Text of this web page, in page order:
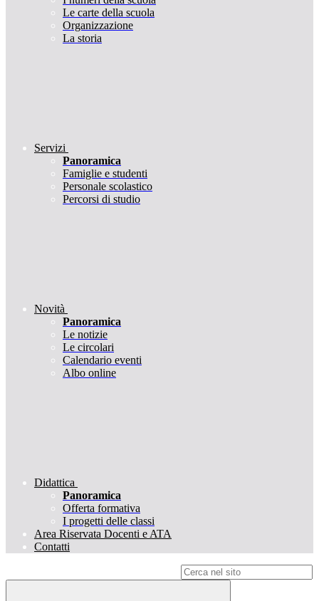
Le carte della scuola
Organizzazione
La storia
Servizi
Panoramica
Famiglie e studenti
Personale scolastico
Percorsi di studio
Novità
Panoramica
Le notizie
Le circolari
Calendario eventi
Albo online
Didattica
Panoramica
Offerta formativa
I progetti delle classi
Area Riservata Docenti e ATA
Contatti